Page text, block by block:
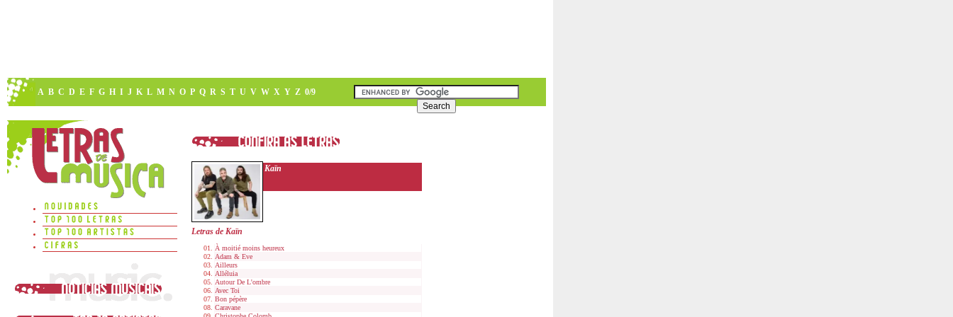
A B C D E F G H I J K L M N O P Q R S T U V W X Y Z 0/9
Kaïn
Letras de Kaïn
À moitié moins heureux
Adam & Eve
Ailleurs
Alléluia
Autour De L'ombre
Avec Toi
Bon pépère
Caravane